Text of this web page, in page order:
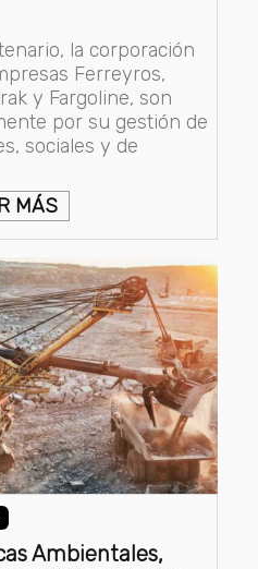
la corporación
Ferreyros,
y Fargoline, son
por su gestión de
sociales y de
MÁS
Ambientales,